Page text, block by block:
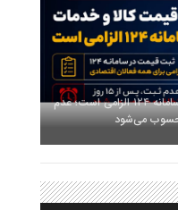
ثبت قیمت کالا و خدمات در سامانه ۱۲۴ الزامی است؛ عدم